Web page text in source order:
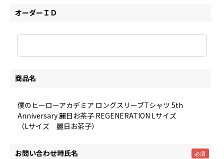
オーダーＩＤ
商品名
僕のヒーローアカデミア ロングスリーブTシャツ 5th
Anniversary 麗日お茶子 REGENERATION Lサイズ
（Lサイズ 麗日お茶子）
お問い合わせ時氏名